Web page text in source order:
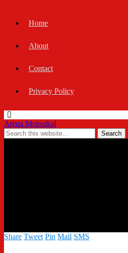
Home
About
Contact
Privacy Policy
Arena Motosikal
Share Tweet Pin Mail SMS